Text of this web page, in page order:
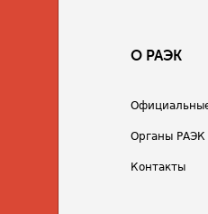
О РАЭК
Органы РАЭК
Контакты